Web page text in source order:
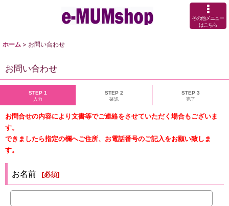
その他メニュー
はこちら
ホーム > お問い合わせ
お問い合わせ
STEP 1
入力
STEP 2
確認
STEP 3
完了
お問合せの内容により文書等でご連絡をさせていただく場合もございま
す。
できましたら指定の欄へご住所、お電話番号のご記入をお願い致しま
す。
お名前 [必須]